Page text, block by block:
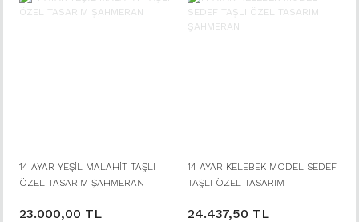
14 AYAR YEŞİL MALAHİT TAŞLI
ÖZEL TASARIM ŞAHMERAN
23.000,00 TL
14 AYAR KELEBEK MODEL SEDEF
TAŞLI ÖZEL TASARIM
24.437,50 TL